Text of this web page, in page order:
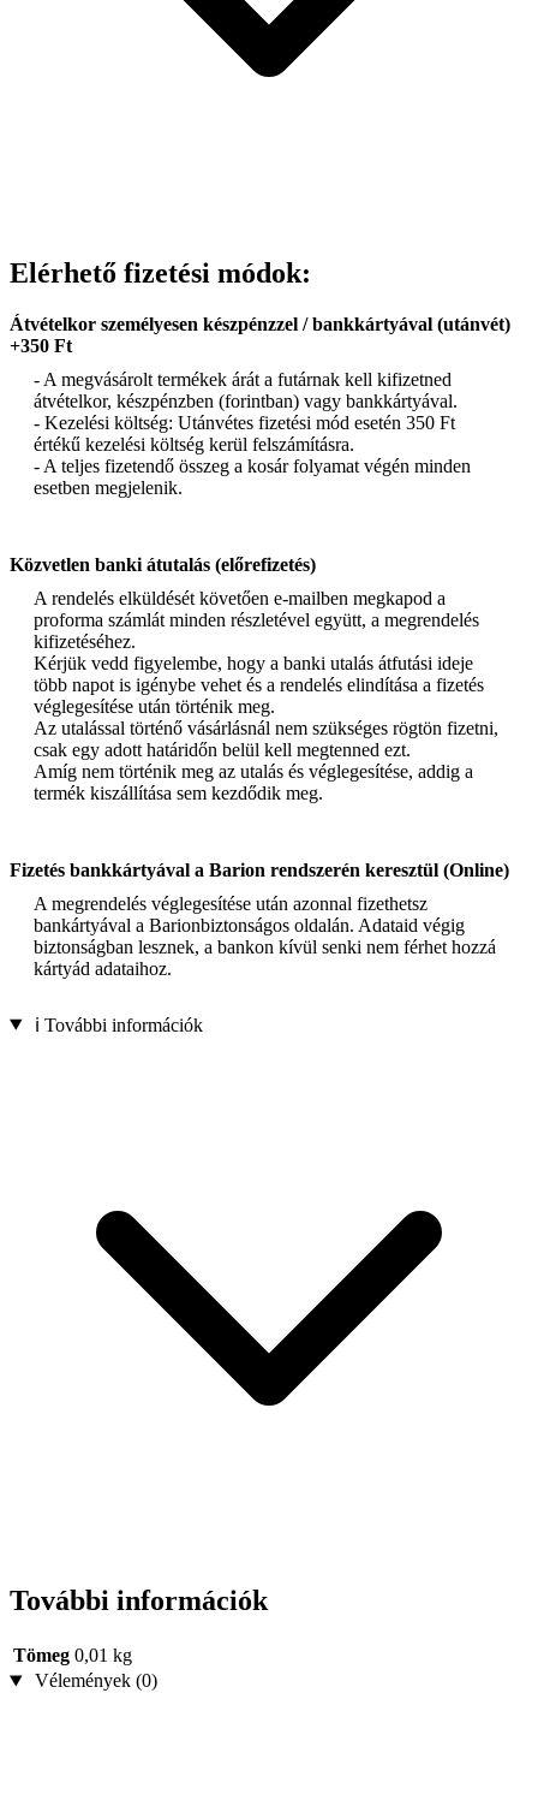
Elérhető fizetési módok:
Átvételkor személyesen készpénzzel / bankkártyával (utánvét)
+350 Ft
- A megvásárolt termékek árát a futárnak kell kifizetned
átvételkor, készpénzben (forintban) vagy bankkártyával.
- Kezelési költség: Utánvétes fizetési mód esetén 350 Ft
értékű kezelési költség kerül felszámításra.
- A teljes fizetendő összeg a kosár folyamat végén minden
esetben megjelenik.
Közvetlen banki átutalás (előrefizetés)
A rendelés elküldését követően e-mailben megkapod a
proforma számlát minden részletével együtt, a megrendelés
kifizetéséhez.
Kérjük vedd figyelembe, hogy a banki utalás átfutási ideje
több napot is igénybe vehet és a rendelés elindítása a fizetés
véglegesítése után történik meg.
Az utalással történő vásárlásnál nem szükséges rögtön fizetni,
csak egy adott határidőn belül kell megtenned ezt.
Amíg nem történik meg az utalás és véglegesítése, addig a
termék kiszállítása sem kezdődik meg.
Fizetés bankkártyával a Barion rendszerén keresztül (Online)
A megrendelés véglegesítése után azonnal fizethetsz
bankártyával a Barionbiztonságos oldalán. Adataid végig
biztonságban lesznek, a bankon kívül senki nem férhet hozzá
kártyád adataihoz.
ℹ️ További információk
További információk
Tömeg 0,01 kg
Vélemények (0)